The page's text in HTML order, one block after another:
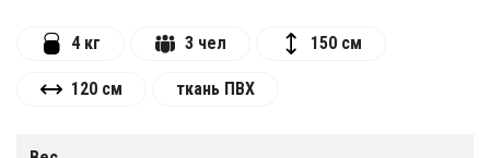
4 кг 3 чел 150 см
120 см ткань ПВХ